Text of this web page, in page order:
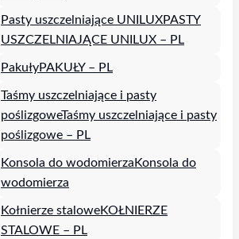
Pasty uszczelniające UNILUXPASTY
USZCZELNIAJĄCE UNILUX – PL
PakułyPAKUŁY – PL
Taśmy uszczelniające i pasty
poślizgoweTaśmy uszczelniające i pasty
poślizgowe – PL
Konsola do wodomierza Konsola do
wodomierza
Kołnierze staloweKOŁNIERZE
STALOWE – PL